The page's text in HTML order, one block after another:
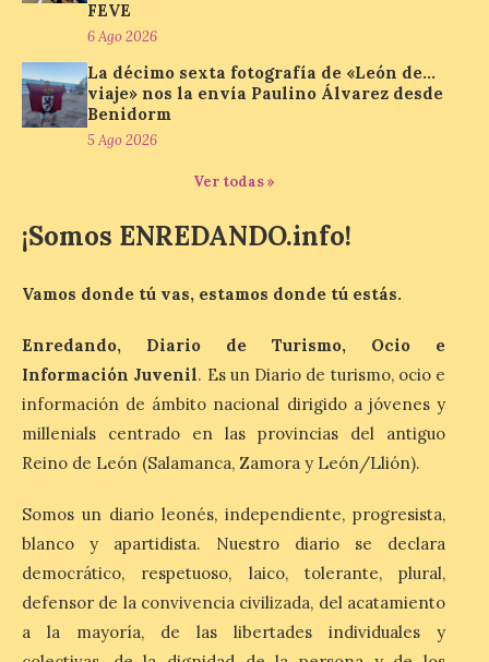
junto al control de firmas
y, como novedad, en el
Leaders Lounge, dos espacios exclusivos
para los ciclistas. El recorrido de La
Vuelta discurrirá junto a 17 […]
Última llamada: Eclipse
Dónde alojarse y a qué
7 Ago 2026
económica (116€/noche),
pero también una de las
más agotadas: solo un 4%
de alojamientos libres.
Zamora, Palencia y Álava son las
provincias con menos margen: apenas un
esas […]
El eclipse genera un boom
de reservas hoteleras y
precios desorbitados,
FEVE
6 Ago 2026
La décimo sexta fotografía de «León de…
viaje» nos la envía Paulino Álvarez desde
Benidorm
5 Ago 2026
Ver todas »
¡Somos ENREDANDO.info!
Vamos donde tú vas, estamos donde tú estás.
Enredando, Diario de Turismo, Ocio e
Información Juvenil. Es un Diario de turismo, ocio e
información de ámbito nacional dirigido a jóvenes y
millenials centrado en las provincias del antiguo
Reino de León (Salamanca, Zamora y León/Llión).
Somos un diario leonés, independiente, progresista,
blanco y apartidista. Nuestro diario se declara
democrático, respetuoso, laico, tolerante, plural,
defensor de la convivencia civilizada, del acatamiento
a la mayoría, de las libertades individuales y